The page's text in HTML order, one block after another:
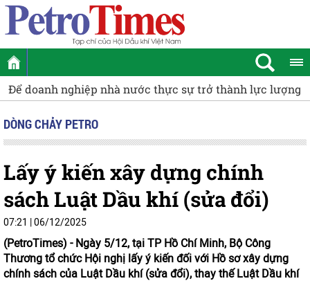
Để doanh nghiệp nhà nước thực sự trở thành lực lượng
DÒNG CHẢY PETRO
Lấy ý kiến xây dựng chính
sách Luật Dầu khí (sửa đổi)
07:21 | 06/12/2025
(PetroTimes) - Ngày 5/12, tại TP Hồ Chí Minh, Bộ Công
Thương tổ chức Hội nghị lấy ý kiến đối với Hồ sơ xây dựng
chính sách của Luật Dầu khí (sửa đổi), thay thế Luật Dầu khí